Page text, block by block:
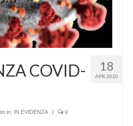
18
APR 2020
COVID-
in: IN EVIDENZA | 0